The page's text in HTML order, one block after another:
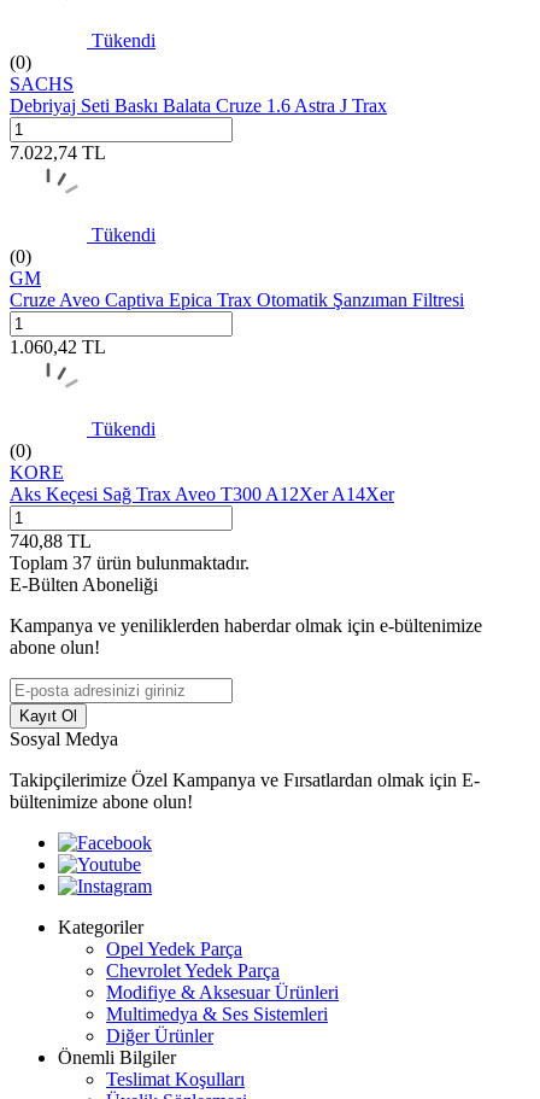
Tükendi
(0)
SACHS
Debriyaj Seti Baskı Balata Cruze 1.6 Astra J Trax
7.022,74 TL
Tükendi
(0)
GM
Cruze Aveo Captiva Epica Trax Otomatik Şanzıman Filtresi
1.060,42 TL
Tükendi
(0)
KORE
Aks Keçesi Sağ Trax Aveo T300 A12Xer A14Xer
740,88 TL
Toplam 37 ürün bulunmaktadır.
E-Bülten Aboneliği
Kampanya ve yeniliklerden haberdar olmak için e-bültenimize
abone olun!
Kayıt Ol
Sosyal Medya
Takipçilerimize Özel Kampanya ve Fırsatlardan olmak için E-
bültenimize abone olun!
Kategoriler
Opel Yedek Parça
Chevrolet Yedek Parça
Modifiye & Aksesuar Ürünleri
Multimedya & Ses Sistemleri
Diğer Ürünler
Önemli Bilgiler
Teslimat Koşulları